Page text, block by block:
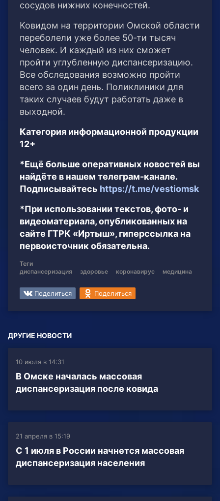
сосудов нижних конечностей.
Ковидом на территории Омской области
переболели уже более 50-ти тысяч
человек. И каждый из них сможет
пройти углубленную диспансеризацию.
Все обследования возможно пройти
всего за один день. Поликлиники для
таких случаев будут работать даже в
выходной.
Категория информационной продукции
12+
*Ещё больше оперативных новостей вы
найдёте в нашем телеграм-канале.
Подписывайтесь https://t.me/vestiomsk
*При использовании текстов, фото- и
видеоматериала, опубликованных на
сайте ГТРК «Иртыш», гиперссылка на
первоисточник обязательна.
Теги
диспансеризация
здоровье коронавирус медицина
Поделиться Поделиться
ДРУГИЕ НОВОСТИ
10 июля в 14:31
В Омске началась массовая
диспансеризация после ковида
21 апреля в 15:19
С 1 июля в России начнется массовая
диспансеризация населения